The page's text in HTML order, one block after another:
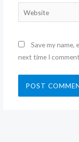
Save my
next time I